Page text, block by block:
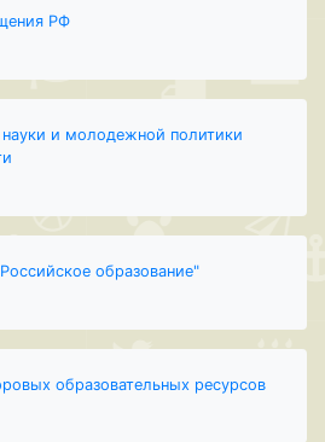
РФ
и молодежной политики
образование"
образовательных ресурсов